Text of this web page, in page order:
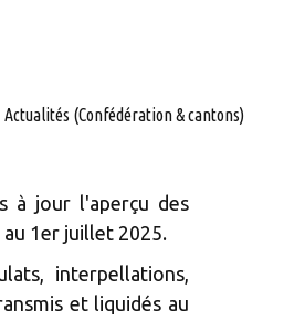
Actualités (Confédération & cantons)
à jour l'aperçu des
1er juillet 2025.
interpellations,
et liquidés au